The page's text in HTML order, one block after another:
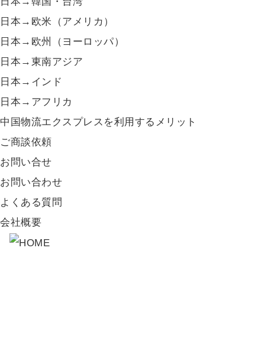
日本→欧米（アメリカ）
日本→欧州（ヨーロッパ）
日本→東南アジア
日本→インド
日本→アフリカ
中国物流エクスプレスを利用するメリット
ご商談依頼
お問い合せ
お問い合わせ
よくある質問
会社概要